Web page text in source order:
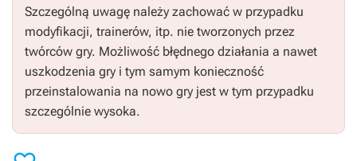
Szczególną uwagę należy zachować w przypadku
modyfikacji, trainerów, itp. nie tworzonych przez
twórców gry. Możliwość błędnego działania a nawet
uszkodzenia gry i tym samym konieczność
przeinstalowania na nowo gry jest w tym przypadku
szczególnie wysoka.